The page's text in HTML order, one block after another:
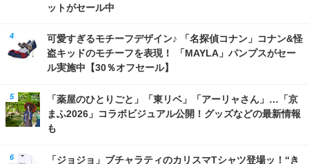
ットがセール中
可愛すぎるモチーフデザイン♪ 「名探偵コナン」コナン&怪
盗キッドのモチーフを表現！ 「MAYLA」パンプスがセー
ル実施中【30％オフセール】
「薬屋のひとりごと」「東リベ」「アーリャさん」…「京
まふ2026」コラボビジュアル公開！グッズなどの最新情報
も
「ジョジョ」ブチャラティのカリスマTシャツ登場ッ！“き